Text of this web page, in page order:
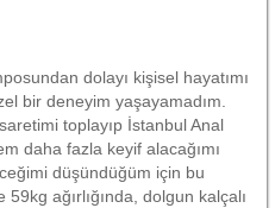
dolayı kişisel hayatımı
bir deneyim yaşayamadım.
toplayıp İstanbul Anal
daha fazla keyif alacağımı
düşündüğüm için bu
ağırlığında, dolgun kalçalı